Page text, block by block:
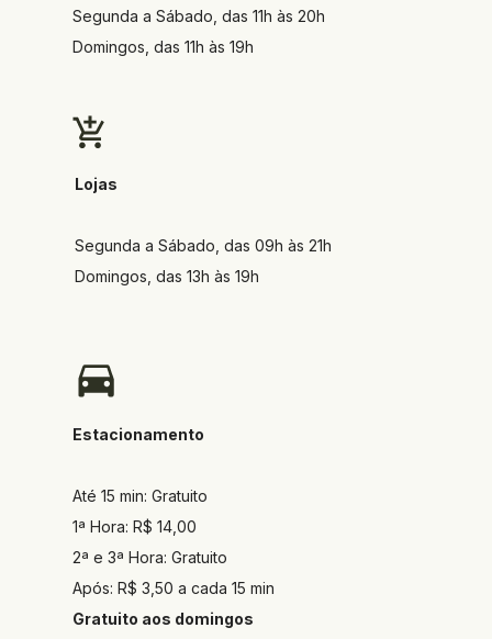
Segunda a Sábado, das 11h às 20h
Domingos, das 11h às 19h
Lojas
Segunda a Sábado, das 09h às 21h
Domingos, das 13h às 19h
Estacionamento
Até 15 min: Gratuito
1ª Hora: R$ 14,00
2ª e 3ª Hora: Gratuito
Após: R$ 3,50 a cada 15 min
Gratuito aos domingos